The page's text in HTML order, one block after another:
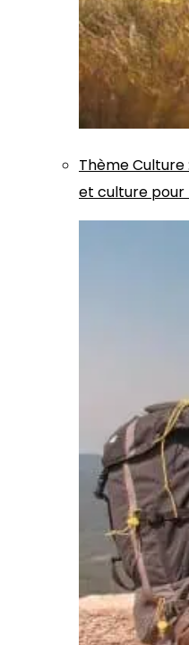
ThèmeCulture:
et culture pour